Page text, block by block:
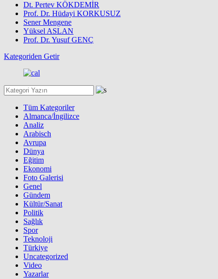
Dt. Pertev KÖKDEMİR
Prof. Dr. Hüdayi KORKUSUZ
Sener Mengene
Yüksel ASLAN
Prof. Dr. Yusuf GENÇ
Kategoriden Getir
Tüm Kategoriler
Almanca/İngilizce
Analiz
Arabisch
Avrupa
Dünya
Eğitim
Ekonomi
Foto Galerisi
Genel
Gündem
Kültür/Sanat
Politik
Sağlık
Spor
Teknoloji
Türkiye
Uncategorized
Video
Yazarlar